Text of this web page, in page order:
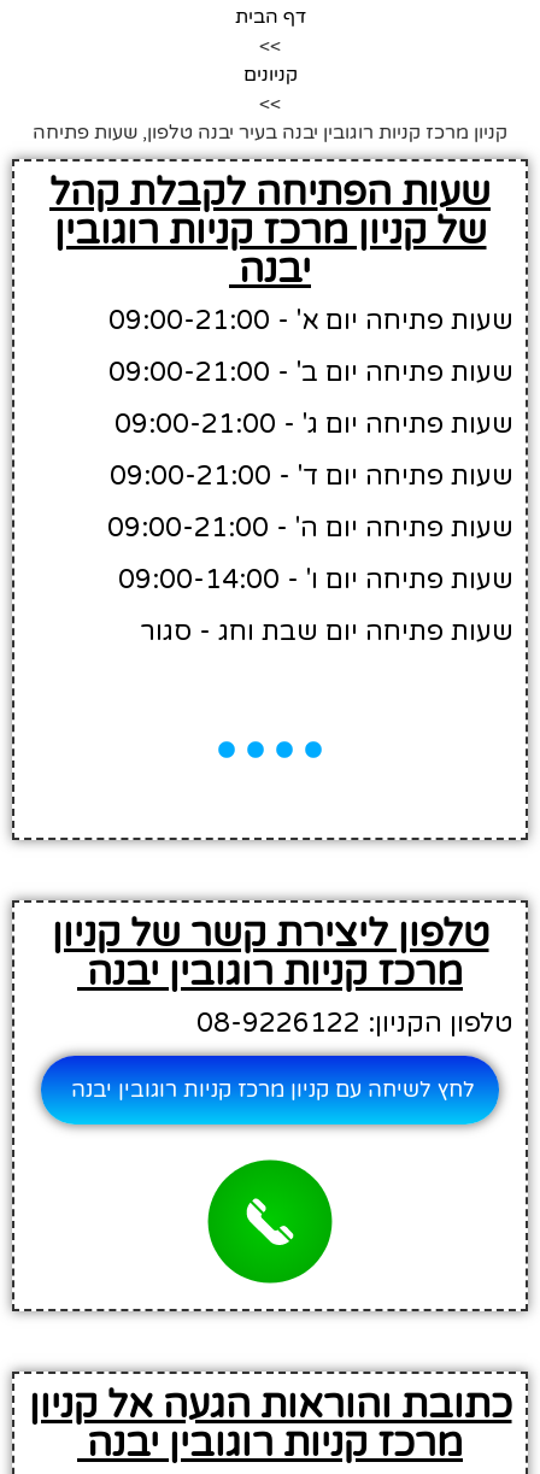
דף הבית
>>
קניונים
>>
קניון מרכז קניות רוגובין יבנה בעיר יבנה טלפון, שעות פתיחה
שעות הפתיחה לקבלת קהל
של קניון מרכז קניות רוגובין
יבנה
שעות פתיחה יום א' - 09:00-21:00
שעות פתיחה יום ב' - 09:00-21:00
שעות פתיחה יום ג' - 09:00-21:00
שעות פתיחה יום ד' - 09:00-21:00
שעות פתיחה יום ה' - 09:00-21:00
שעות פתיחה יום ו' - 09:00-14:00
שעות פתיחה יום שבת וחג - סגור
טלפון ליצירת קשר של קניון
מרכז קניות רוגובין יבנה
טלפון הקניון: 08-9226122
לחץ לשיחה עם קניון מרכז קניות רוגובין יבנה
כתובת והוראות הגעה אל קניון
מרכז קניות רוגובין יבנה